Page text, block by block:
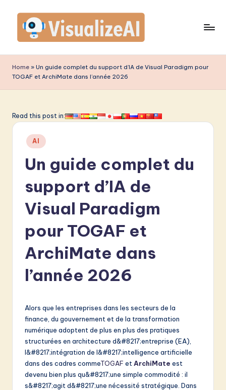
content
is
u
li
A
F
L
Home » Un guide complet du support d’IA de Visual Paradigm pour
TOGAF et ArchiMate dans l’année 2026
Read this post in:
Posted
in
AI
Un guide complet du
support d’IA de
Visual Paradigm
pour TOGAF et
ArchiMate dans
l’année 2026
Alors que les entreprises dans les secteurs de la
finance, du gouvernement et de la transformation
numérique adoptent de plus en plus des pratiques
structurées en architecture d&#8217;entreprise (EA),
l&#8217;intégration de l&#8217;intelligence artificielle
dans des cadres commeTOGAF et ArchiMate est
devenu bien plus qu&#8217;une simple commodité : il
s&#8217;agit d&#8217;une nécessité stratégique. Dans